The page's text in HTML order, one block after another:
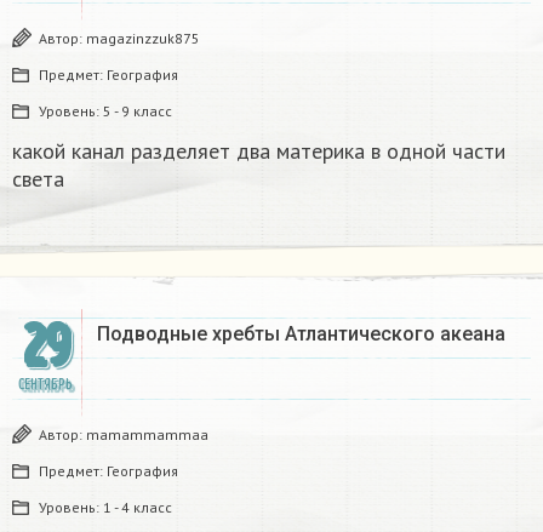
Автор: magazinzzuk875
Предмет: География
Уровень: 5 - 9 класс
какой канал разделяет два материка в одной части
света
29
СЕНТЯБРЬ
Подводные хребты Атлантического акеана
Автор: mamammammaa
Предмет: География
Уровень: 1 - 4 класс